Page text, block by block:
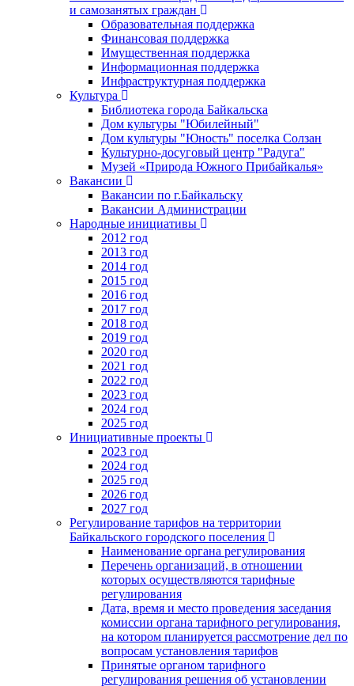
и самозанятых граждан
Образовательная поддержка
Финансовая поддержка
Имущественная поддержка
Информационная поддержка
Инфраструктурная поддержка
Культура
Библиотека города Байкальска
Дом культуры "Юбилейный"
Дом культуры "Юность" поселка Солзан
Культурно-досуговый центр "Радуга"
Музей «Природа Южного Прибайкалья»
Вакансии
Вакансии по г.Байкальску
Вакансии Администрации
Народные инициативы
2012 год
2013 год
2014 год
2015 год
2016 год
2017 год
2018 год
2019 год
2020 год
2021 год
2022 год
2023 год
2024 год
2025 год
Инициативные проекты
2023 год
2024 год
2025 год
2026 год
2027 год
Регулирование тарифов на территории
Байкальского городского поселения
Наименование органа регулирования
Перечень организаций, в отношении
которых осуществляются тарифные
регулирования
Дата, время и место проведения заседания
комиссии органа тарифного регулирования,
на котором планируется рассмотрение дел по
вопросам установления тарифов
Принятые органом тарифного
регулирования решения об установлении